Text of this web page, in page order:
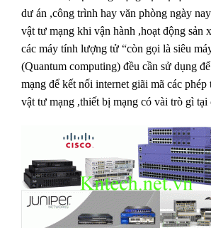
dư án ,công trình hay văn phòng ngày
vật tư mạng khi vận hành ,hoạt động sản
các máy tính lượng tử “còn gọi là siêu
(Quantum computing) đều cần sử dụng
mạng để kết nối internet giãi mã các
vật tư mạng ,thiết bị mạng có vài trò gì tại